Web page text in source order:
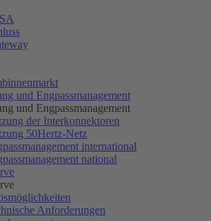
und Engpassmanagement
und Engpassmanagement
der Interkonnektoren
50Hertz-Netz
international
national
Anforderungen